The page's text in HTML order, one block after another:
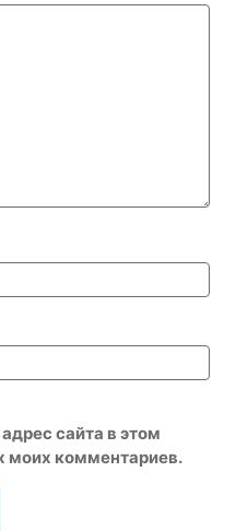
сайта в этом
моих комментариев.